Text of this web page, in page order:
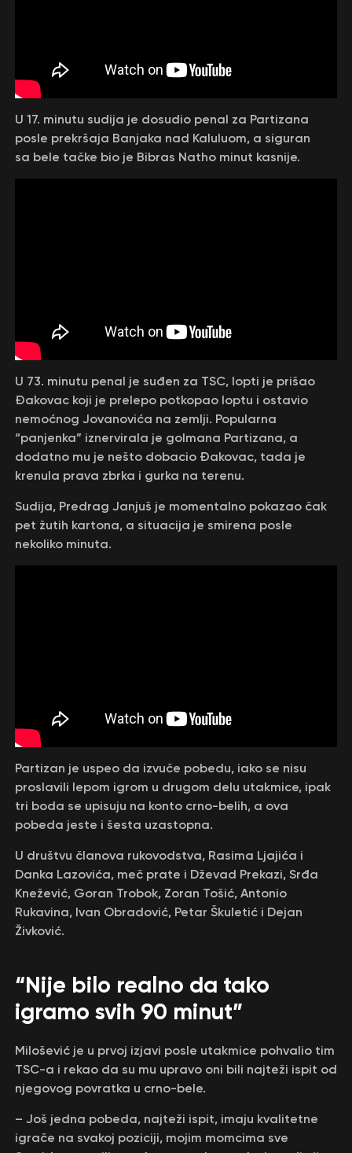
U 17. minutu sudija je dosudio penal za Partizana
posle prekršaja Banjaka nad Kaluluom, a siguran
sa bele tačke bio je Bibras Natho minut kasnije.
U 73. minutu penal je suđen za TSC, lopti je prišao
Đakovac koji je prelepo potkopao loptu i ostavio
nemoćnog Jovanovića na zemlji. Popularna
“panjenka” iznervirala je golmana Partizana, a
dodatno mu je nešto dobacio Đakovac, tada je
krenula prava zbrka i gurka na terenu.
Sudija, Predrag Janjuš je momentalno pokazao čak
pet žutih kartona, a situacija je smirena posle
nekoliko minuta.
Partizan je uspeo da izvuče pobedu, iako se nisu
proslavili lepom igrom u drugom delu utakmice, ipak
tri boda se upisuju na konto crno-belih, a ova
pobeda jeste i šesta uzastopna.
U društvu članova rukovodstva, Rasima Ljajića i
Danka Lazovića, meč prate i Dževad Prekazi, Srđa
Knežević, Goran Trobok, Zoran Tošić, Antonio
Rukavina, Ivan Obradović, Petar Škuletić i Dejan
Živković.
“Nije bilo realno da tako
igramo svih 90 minut”
Milošević je u prvoj izjavi posle utakmice pohvalio tim
TSC-a i rekao da su mu upravo oni bili najteži ispit od
njegovog povratka u crno-bele.
– Još jedna pobeda, najteži ispit, imaju kvalitetne
igrače na svakoj poziciji, mojim momcima sve